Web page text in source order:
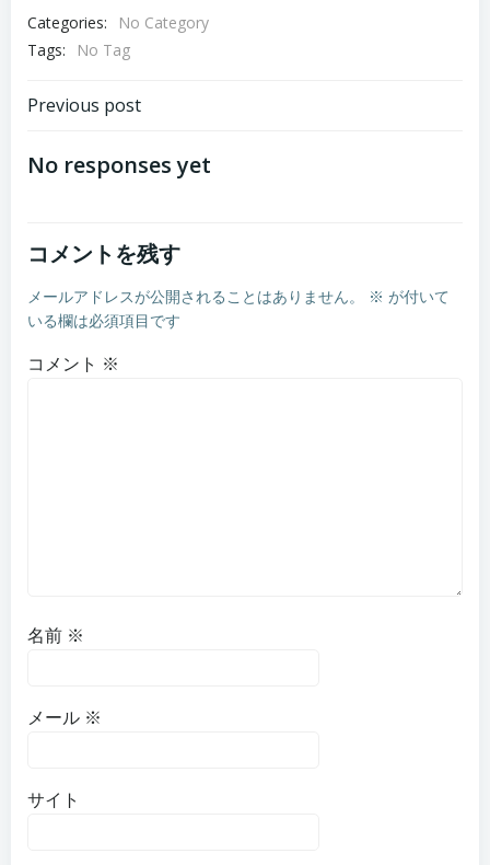
Categories:
No Category
Tags:
No Tag
Post
Previous post
No responses yet
コメントを残す
メールアドレスが公開されることはありません。 ※ が付いて
いる欄は必須項目です
コメント ※
名前 ※
メール ※
サイト